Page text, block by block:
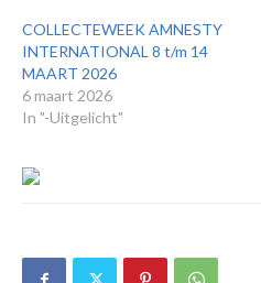
COLLECTEWEEK AMNESTY
INTERNATIONAL 8 t/m 14
MAART 2026
6 maart 2026
In "-Uitgelicht"